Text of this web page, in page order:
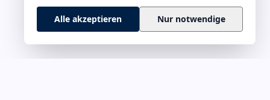
Alle akzeptieren Nur notwendige